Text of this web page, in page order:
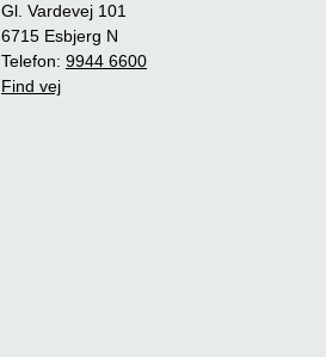
Gl. Vardevej 101
6715 Esbjerg N
Telefon: 9944 6600
Find vej